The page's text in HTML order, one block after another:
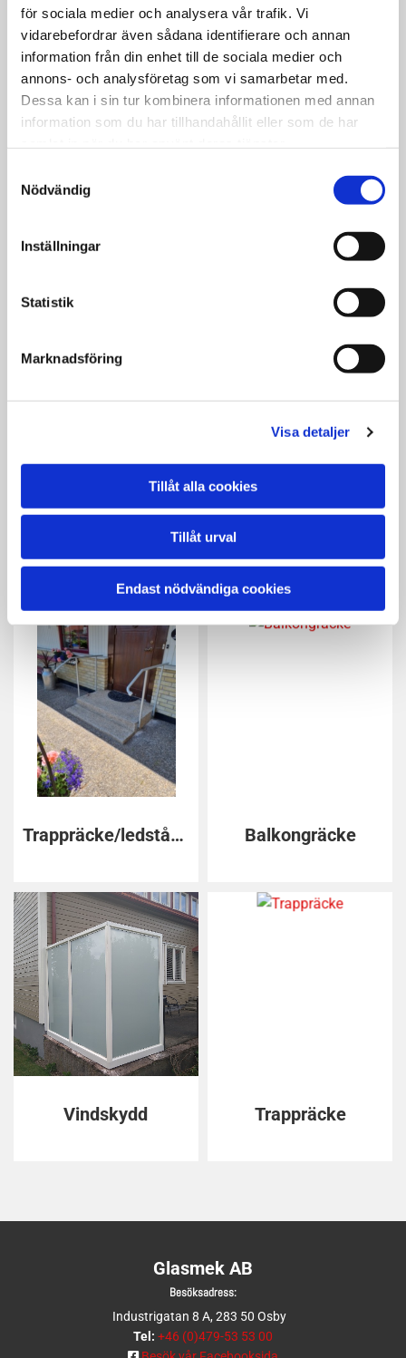
för sociala medier och analysera vår trafik. Vi
vidarebefordrar även sådana identifierare och annan
information från din enhet till de sociala medier och
annons- och analysföretag som vi samarbetar med.
Dessa kan i sin tur kombinera informationen med annan
information som du har tillhandahållit eller som de har
Nödvändig
Inställningar
Statistik
Marknadsföring
Visa detaljer
Tillåt alla cookies
Tillåt urval
Endast nödvändiga cookies
Brandsåg
Flyttning av
Autoclavetank +
Projektbilder Trappa/lastkaj
Trappräcke/ledstång Balkongräcke
Vindskydd Trappräcke
Glasmek AB
Besöksadress:
Industrigatan 8 A, 283 50 Osby
Tel: +46 (0)479-53 53 00